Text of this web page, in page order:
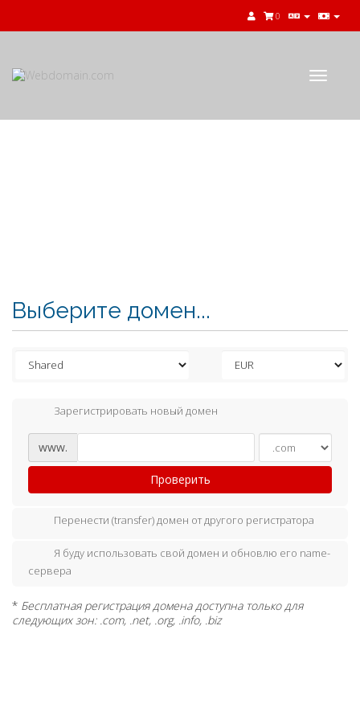
0
Toggle
Выберите домен...
Зарегистрировать новый домен
www.
Проверить
Перенести (transfer) домен от другого регистратора
Я буду использовать свой домен и обновлю его name-
сервера
* Бесплатная регистрация домена доступна только для
следующих зон: .com, .net, .org, .info, .biz